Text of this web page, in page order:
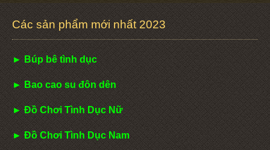
Các sản phẩm mới nhất 2023
► Búp bê tình dục
► Bao cao su đôn dên
► Đồ Chơi Tình Dục Nữ
► Đồ Chơi Tình Dục Nam